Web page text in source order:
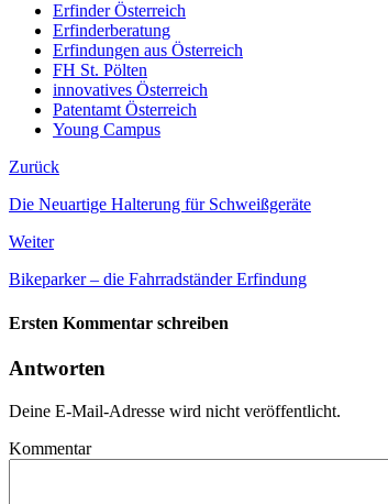
Erfinder Österreich
Erfinderberatung
Erfindungen aus Österreich
FH St. Pölten
innovatives Österreich
Patentamt Österreich
Young Campus
Zurück
Die Neuartige Halterung für Schweißgeräte
Weiter
Bikeparker – die Fahrradständer Erfindung
Ersten Kommentar schreiben
Antworten
Deine E-Mail-Adresse wird nicht veröffentlicht.
Kommentar